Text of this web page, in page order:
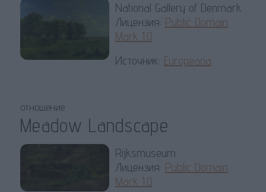
National Gallery of Denmark
Лицензия: Public Domain
Mark 1.0
Источник: Europeana
отношение
Meadow Landscape
Rijksmuseum
Лицензия: Public Domain
Mark 1.0